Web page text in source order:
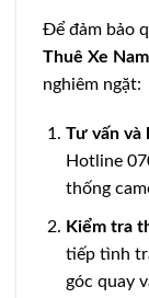
Để đảm bảo
Thuê Xe
nghiêm ngặt:
Tư vấn và
Hotline
thống
Kiểm tra
tiếp tình
góc quay